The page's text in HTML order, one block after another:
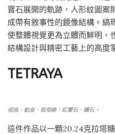
寶石展開的軌跡，人形紋圖案
成帶有敘事性的鏡像結構。縞
使整體視覺更為立體而鮮明
結構設計與精密工藝上的高度
TETRAYA
戒指，鉑金，祖母綠，紅寶石，鑽石。
這件作品以一顆20.24克拉塔